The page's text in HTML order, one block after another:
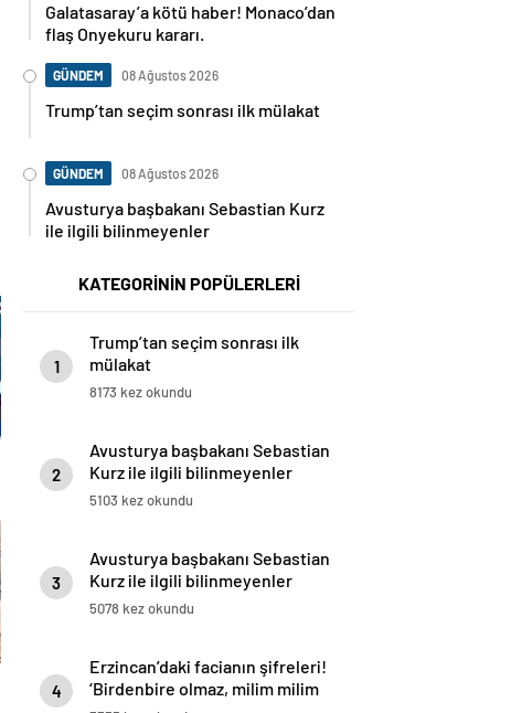
Galatasaray’a kötü haber! Monaco’dan
flaş Onyekuru kararı.
GÜNDEM 08 Ağustos 2026
Trump’tan seçim sonrası ilk mülakat
GÜNDEM 08 Ağustos 2026
Avusturya başbakanı Sebastian Kurz
ile ilgili bilinmeyenler
KATEGORİNİN POPÜLERLERİ
1
Trump’tan seçim sonrası ilk
mülakat
8173 kez okundu
2
Avusturya başbakanı Sebastian
Kurz ile ilgili bilinmeyenler
5103 kez okundu
3
Avusturya başbakanı Sebastian
Kurz ile ilgili bilinmeyenler
5078 kez okundu
4
Erzincan’daki facianın şifreleri!
‘Birdenbire olmaz, milim milim